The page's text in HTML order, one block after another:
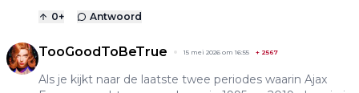
0+ Antwoord
TooGoodToBeTrue 15 mei 2026 om 16:55 + 2567
Als je kijkt naar de laatste twee periodes waarin Ajax